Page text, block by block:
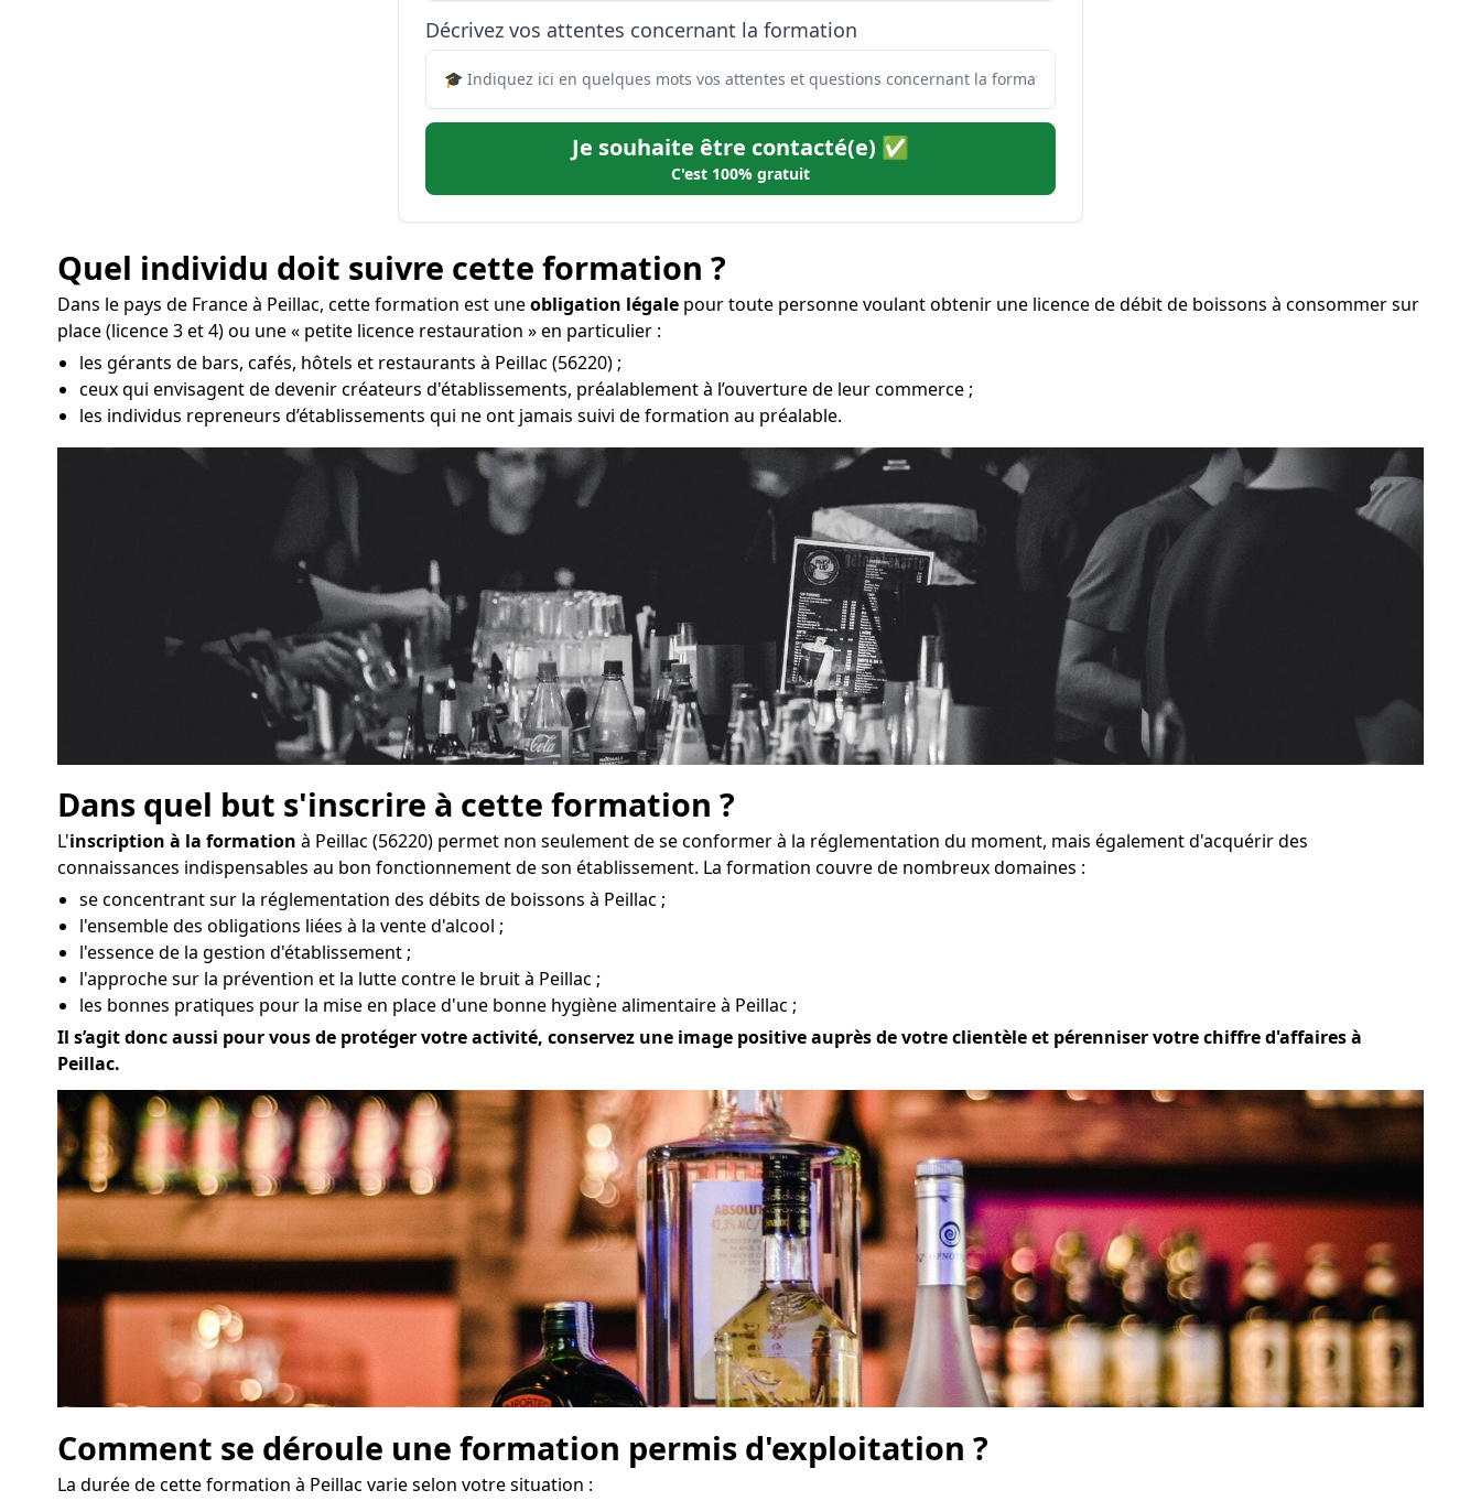
Décrivez vos attentes concernant la formation
Je souhaite être contacté(e) ✅
C'est 100% gratuit
Quel individu doit suivre cette formation ?
Dans le pays de France à Peillac, cette formation est uneobligation légale pour toute personne voulant obtenir une licence de débit de boissons à consommer sur
place (licence 3 et 4) ou une « petite licence restauration » en particulier :
les gérants de bars, cafés, hôtels et restaurants à Peillac (56220) ;
ceux qui envisagent de devenir créateurs d'établissements, préalablement à l’ouverture de leur commerce ;
les individus repreneurs d’établissements qui ne ont jamais suivi de formation au préalable.
Dans quel but s'inscrire à cette formation ?
L'inscription à la formation à Peillac (56220) permet non seulement de se conformer à la réglementation du moment, mais également d'acquérir des
connaissances indispensables au bon fonctionnement de son établissement. La formation couvre de nombreux domaines :
se concentrant sur la réglementation des débits de boissons à Peillac ;
l'ensemble des obligations liées à la vente d'alcool ;
l'essence de la gestion d'établissement ;
l'approche sur la prévention et la lutte contre le bruit à Peillac ;
les bonnes pratiques pour la mise en place d'une bonne hygiène alimentaire à Peillac ;
Il s’agit donc aussi pour vous de protéger votre activité, conservez une image positive auprès de votre clientèle et pérenniser votre chiffre d'affaires à
Peillac.
Comment se déroule une formation permis d'exploitation ?
La durée de cette formation à Peillac varie selon votre situation :